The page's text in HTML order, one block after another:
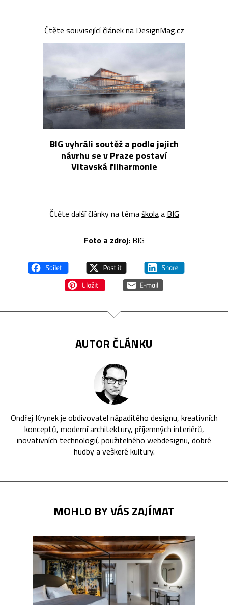
Čtěte související článek na DesignMag.cz
BIG vyhráli soutěž a podle jejich
návrhu se v Praze postaví
Vltavská filharmonie
Čtěte další články na témaškolaa BIG
Foto a zdroj: BIG
AUTOR ČLÁNKU
Ondřej Krynek je obdivovatel nápaditého designu, kreativních
konceptů, moderní architektury, příjemných interiérů,
inovativních technologií, použitelného webdesignu, dobré
hudby a veškeré kultury.
MOHLO BY VÁS ZAJÍMAT